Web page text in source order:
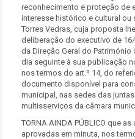
reconhecimento e proteção de
interesse histórico e cultural
Torres Vedras, cuja proposta
deliberação do executivo de
da Direção Geral do Património
dia seguinte à sua publicação
nos termos do art.º 14, do
documento disponível para
municipal, nas sedes das
multisserviços da câmara
TORNA AINDA PÚBLICO que
aprovadas em minuta, nos